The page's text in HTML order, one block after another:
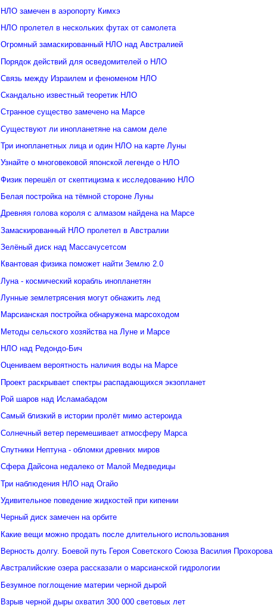
НЛО замечен в аэропорту Кимхэ
НЛО пролетел в нескольких футах от самолета
Огромный замаскированный НЛО над Австралией
Порядок действий для осведомителей о НЛО
Связь между Израилем и феноменом НЛО
Скандально известный теоретик НЛО
Странное существо замечено на Марсе
Существуют ли инопланетяне на самом деле
Три инопланетных лица и один НЛО на карте Луны
Узнайте о многовековой японской легенде о НЛО
Физик перешёл от скептицизма к исследованию НЛО
Белая постройка на тёмной стороне Луны
Древняя голова короля с алмазом найдена на Марсе
Замаскированный НЛО пролетел в Австралии
Зелёный диск над Массачусетсом
Квантовая физика поможет найти Землю 2.0
Луна - космический корабль инопланетян
Лунные землетрясения могут обнажить лед
Марсианская постройка обнаружена марсоходом
Методы сельского хозяйства на Луне и Марсе
НЛО над Редондо-Бич
Оцениваем вероятность наличия воды на Марсе
Проект раскрывает спектры распадающихся экзопланет
Рой шаров над Исламабадом
Самый близкий в истории пролёт мимо астероида
Солнечный ветер перемешивает атмосферу Марса
Спутники Нептуна - обломки древних миров
Сфера Дайсона недалеко от Малой Медведицы
Три наблюдения НЛО над Огайо
Удивительное поведение жидкостей при кипении
Черный диск замечен на орбите
Какие вещи можно продать после длительного использования
Верность долгу. Боевой путь Героя Советского Союза Василия Прохорова
Австралийские озера рассказали о марсианской гидрологии
Безумное поглощение материи черной дырой
Взрыв черной дыры охватил 300 000 световых лет